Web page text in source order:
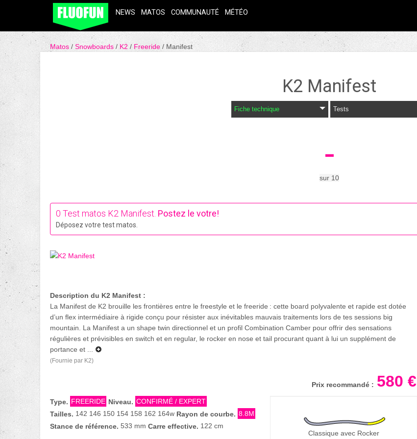
NEWS MATOS COMMUNAUTÉ MÉTÉO
Matos Snowboards K2 Freeride Manifest
K2 Manifest
Fiche technique Tests
-
sur 10
0 Test matos K2 Manifest. Postez le votre!
Déposez votre test matos.
Description du K2 Manifest :
La Manifest de K2 brouille les frontières entre le freestyle et le freeride : cette board polyvalente et rapide est dotée
d’un flex intermédiaire à rigide conçu pour résister aux inévitables mauvais traitements lors de tes sessions big
mountain. La Manifest a un shape twin directionnel et un profil Combination Camber pour offrir des sensations
régulières et prévisibles en switch et en regular, le rocker en nose et tail procurant quant à lui un supplément de
portance et ...
(Fournie par K2)
Prix recommandé : 580 €
Type. FREERIDE Niveau. CONFIRMÉ / EXPERT
Tailles. 142 146 150 154 158 162 164w Rayon de courbe. 8.8M
Stance de référence. 533 mm Carre effective. 122 cm
Classique avec Rocker